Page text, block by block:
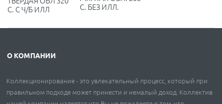
С. С Ч/Б ИЛЛ
С. БЕЗ ИЛЛ.
О КОМПАНИИ
Коллекционирование - это увлекательный процесс, который при
правильном подходе может принести и немалый доход. Коллектив